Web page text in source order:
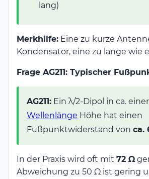
lang)
Merkhilfe: Eine zu kurze
Kondensator, eine zu lange wie
Frage AG211: Typischer
AG211: Ein λ/2-Dipol in ca. einer
Wellenlänge Höhe hat einen
Fußpunktwiderstand von ca.
In der Praxis wird oft mit 72 Ω
Abweichung zu 50 Ω ist gering